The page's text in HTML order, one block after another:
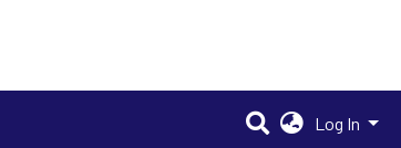
Log In